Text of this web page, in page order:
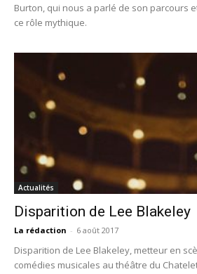
Burton, qui nous a parlé de son parcours
ce rôle mythique.
Actualités
Disparition de Lee Blakeley
La rédaction - 6 août 2017
Disparition de Lee Blakeley, metteur en
comédies musicales au théâtre du